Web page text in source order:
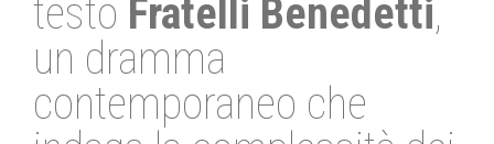
testo Fratelli Benedetti,
un dramma
contemporaneo che